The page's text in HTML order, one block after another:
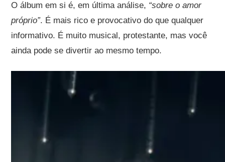
O álbum em si é, em última análise, “sobre o amor
próprio”. É mais rico e provocativo do que qualquer
informativo. É muito musical, protestante, mas você
ainda pode se divertir ao mesmo tempo.